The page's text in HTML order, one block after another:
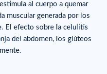
al cuerpo a quemar
muscular generada por los
El efecto sobre la celulitis
del abdomen, los glúteos